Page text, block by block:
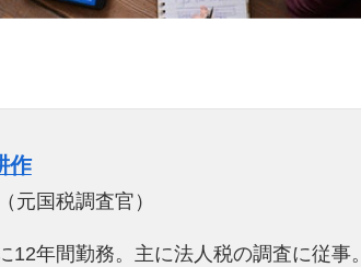
作
元国税調査官）
12年間勤務。主に法人税の調査に従事。